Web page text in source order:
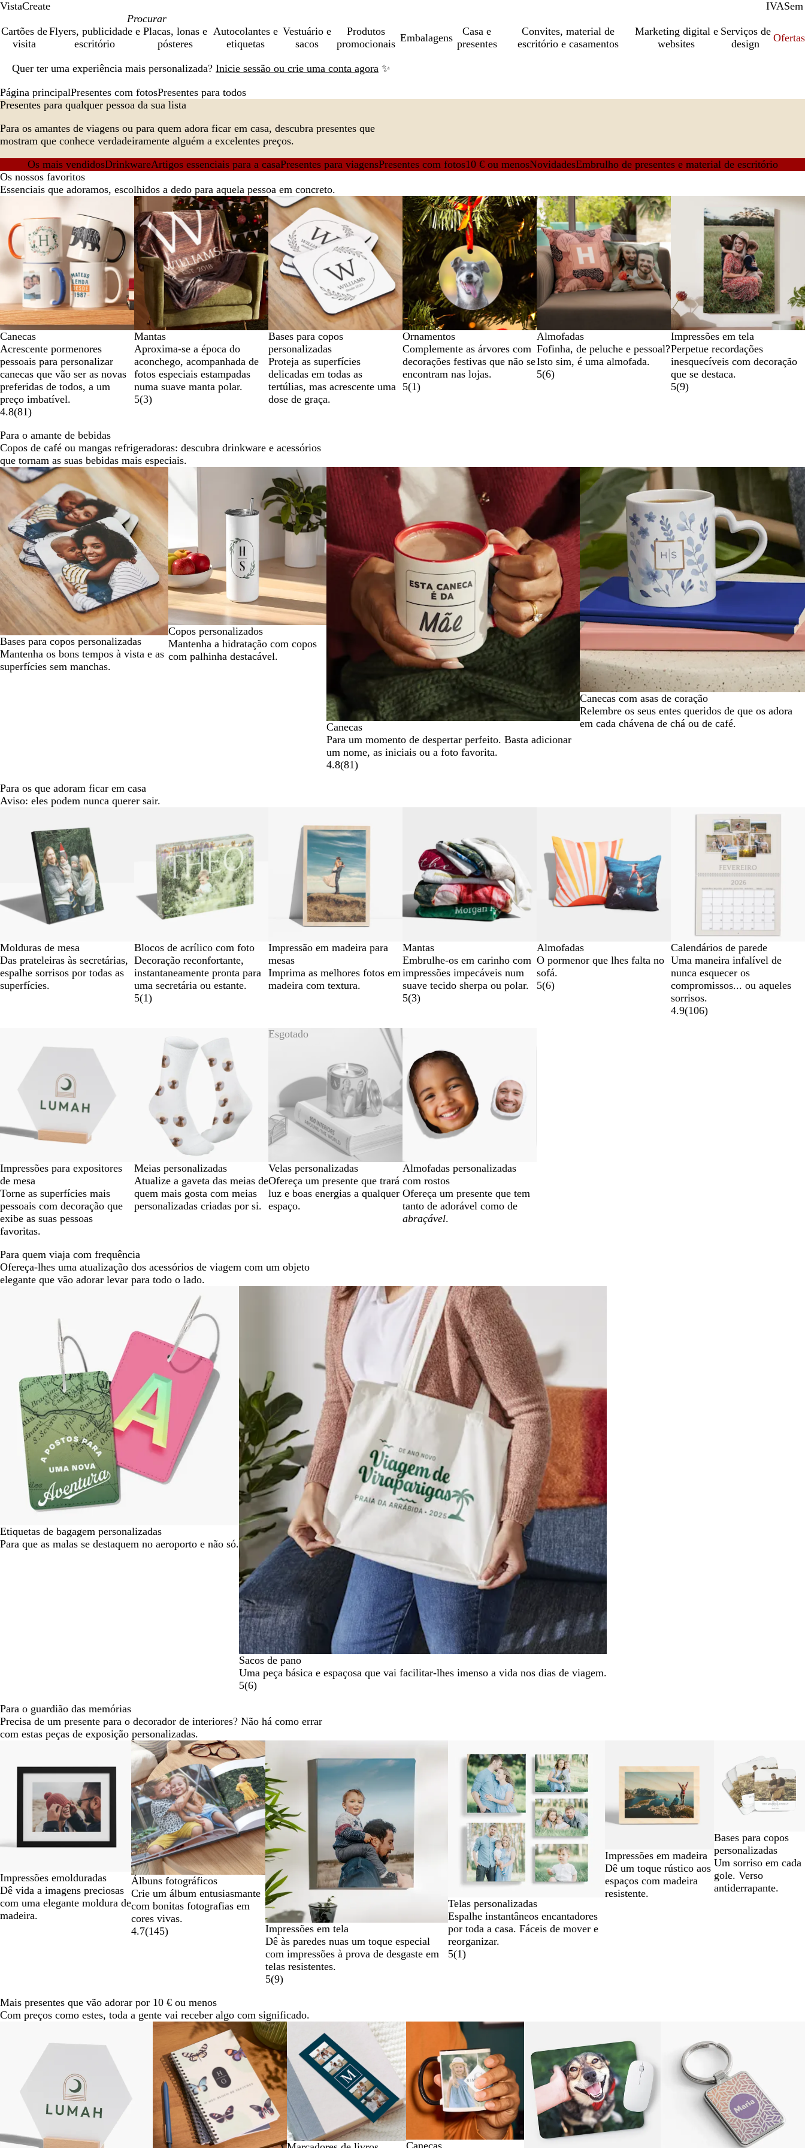
VistaCreate IVACom
Sem
Cartões de
visita
Flyers, publicidade e
escritório
Placas, lonas e
pósteres
Autocolantes e
etiquetas
Vestuário e
sacos
Produtos
promocionais
Embalagens
Casa e
presentes
Convites, material de
escritório e casamentos
Marketing digital e
websites
Serviços de
design
Ofertas
Quer ter uma experiência mais personalizada? Inicie sessão ou crie uma conta agora ✨
1
Página principalPresentes com fotosPresentes para todos
Presentes para qualquer pessoa da sua lista
Para os amantes de viagens ou para quem adora ficar em casa, descubra presentes que
mostram que conhece verdadeiramente alguém a excelentes preços.
Os mais vendidosDrinkwareArtigos essenciais para a casaPresentes para viagensPresentes com fotos10 € ou menosNovidadesEmbrulho de presentes e material de escritório
Os nossos favoritos
Essenciais que adoramos, escolhidos a dedo para aquela pessoa em concreto.
Canecas
Acrescente pormenores
pessoais para personalizar
canecas que vão ser as novas
preferidas de todos, a um
preço imbatível.
4.8(81)
Mantas
Aproxima-se a época do
aconchego, acompanhada de
fotos especiais estampadas
numa suave manta polar.
5(3)
Bases para copos
personalizadas
Proteja as superfícies
delicadas em todas as
tertúlias, mas acrescente uma
dose de graça.
Ornamentos
Complemente as árvores com
decorações festivas que não se
encontram nas lojas.
5(1)
Novas opções
Almofadas
Fofinha, de peluche e pessoal?
Isto sim, é uma almofada.
5(6)
Impressões em tela
Perpetue recordações
inesquecíveis com decoração
que se destaca.
5(9)
Para o amante de bebidas
Copos de café ou mangas refrigeradoras: descubra drinkware e acessórios
que tornam as suas bebidas mais especiais.
Bases para copos personalizadas
Mantenha os bons tempos à vista e as
superfícies sem manchas.
Copos personalizados
Mantenha a hidratação com copos
com palhinha destacável.
Canecas
Para um momento de despertar perfeito. Basta adicionar
um nome, as iniciais ou a foto favorita.
4.8(81)
Canecas com asas de coração
Relembre os seus entes queridos de que os adora
em cada chávena de chá ou de café.
Diapositivos
de
4
Para os que adoram ficar em casa
Aviso: eles podem nunca querer sair.
Molduras de mesa
Das prateleiras às secretárias,
espalhe sorrisos por todas as
superfícies.
Blocos de acrílico com foto
Decoração reconfortante,
instantaneamente pronta para
uma secretária ou estante.
5(1)
Impressão em madeira para
mesas
Imprima as melhores fotos em
madeira com textura.
Mantas
Embrulhe-os em carinho com
impressões impecáveis num
suave tecido sherpa ou polar.
5(3)
Almofadas
O pormenor que lhes falta no
sofá.
5(6)
Calendários de parede
Uma maneira infalível de
nunca esquecer os
compromissos... ou aqueles
sorrisos.
4.9(106)
Impressões para expositores
de mesa
Torne as superfícies mais
pessoais com decoração que
exibe as suas pessoas
favoritas.
Meias personalizadas
Atualize a gaveta das meias de
quem mais gosta com meias
personalizadas criadas por si.
Esgotado
Velas personalizadas
Ofereça um presente que trará
luz e boas energias a qualquer
espaço.
Almofadas personalizadas
com rostos
Ofereça um presente que tem
tanto de adorável como de
abraçável.
Para quem viaja com frequência
Ofereça-lhes uma atualização dos acessórios de viagem com um objeto
elegante que vão adorar levar para todo o lado.
Etiquetas de bagagem personalizadas
Para que as malas se destaquem no aeroporto e não só.
Sacos de pano
Uma peça básica e espaçosa que vai facilitar-lhes imenso a vida nos dias de viagem.
5(6)
Para o guardião das memórias
Precisa de um presente para o decorador de interiores? Não há como errar
com estas peças de exposição personalizadas.
Impressões emolduradas
Dê vida a imagens preciosas
com uma elegante moldura de
madeira.
Álbuns fotográficos
Crie um álbum entusiasmante
com bonitas fotografias em
cores vivas.
4.7(145)
Impressões em tela
Dê às paredes nuas um toque especial
com impressões à prova de desgaste em
telas resistentes.
5(9)
Telas personalizadas
Espalhe instantâneos encantadores
por toda a casa. Fáceis de mover e
reorganizar.
5(1)
Impressões em madeira
Dê um toque rústico aos
espaços com madeira
resistente.
Bases para copos
personalizadas
Um sorriso em cada
gole. Verso
antiderrapante.
Mais presentes que vão adorar por 10 € ou menos
Com preços como estes, toda a gente vai receber algo com significado.
Canecas